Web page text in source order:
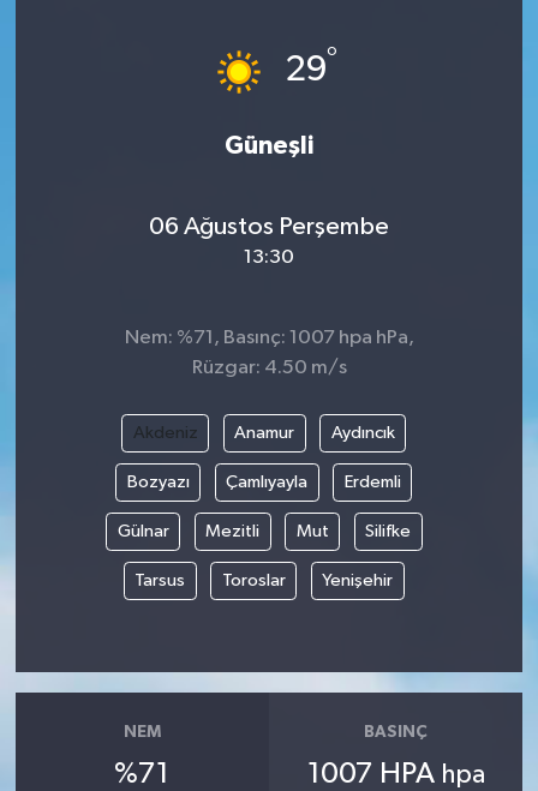
29°
Güneşli
06 Ağustos Perşembe
13:30
Nem: %71, Basınç: 1007 hpa hPa,
Rüzgar: 4.50 m/s
Akdeniz Anamur Aydıncık
Bozyazı Çamlıyayla Erdemli
Gülnar Mezitli Mut Silifke
Tarsus Toroslar Yenişehir
NEM
%71
BASINÇ
1007 HPA hpa
Akhisar Emlak
Etiketler
Röportaj
Yaşam
Kadın
Teknoloji
Yerel Haber
Akhisar Emlak